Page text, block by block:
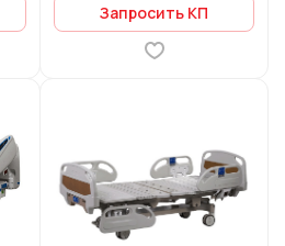
Запросить КП